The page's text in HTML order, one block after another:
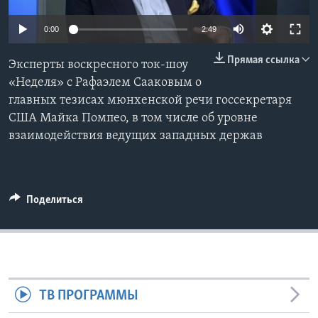
Learning English
СОЦИАЛЬНЫЕ СЕТИ
Языки
0:00 2:49
Прямая ссылка
Эксперты воскресного ток-шоу
«Неделя» с Рафаэлем Сааковым о
главных тезисах мюнхенской речи госсекретаря
США Майка Помпео, в том числе об уровне
взаимодействия ведущих западных держав
Поделиться
ТВ ПРОГРАММЫ